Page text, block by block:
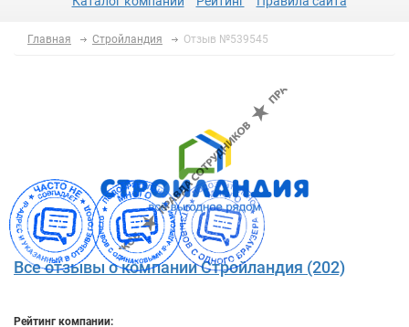
Главная Стройландия Отзыв №539545
Все отзывы о компании Стройландия (202)
Рейтинг компании: